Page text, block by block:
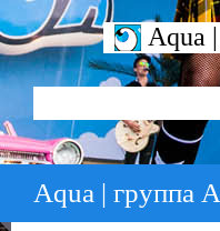
Aqua
Aqua | группа